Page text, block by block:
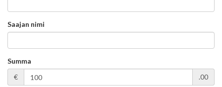
Saajan nimi
Summa
€
.00